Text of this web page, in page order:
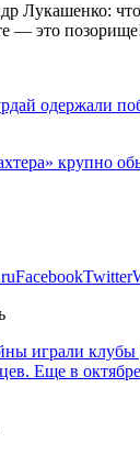
одержали
крупно
FacebookTwitter
играли клубы
Еще в